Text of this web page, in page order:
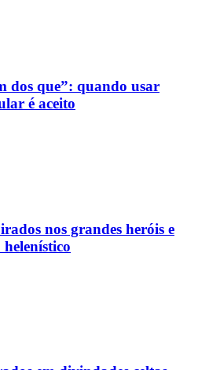
dos que”: quando usar
é aceito
nos grandes heróis e